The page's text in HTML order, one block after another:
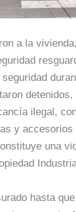
a la
ilegal,
y accesorios
una
hasta